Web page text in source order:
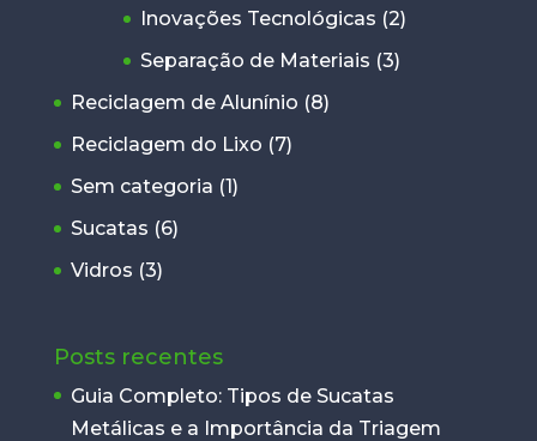
Inovações Tecnológicas (2)
Separação de Materiais (3)
Reciclagem de Alunínio (8)
Reciclagem do Lixo (7)
Sem categoria (1)
Sucatas (6)
Vidros (3)
Posts recentes
Guia Completo: Tipos de Sucatas
Metálicas e a Importância da Triagem